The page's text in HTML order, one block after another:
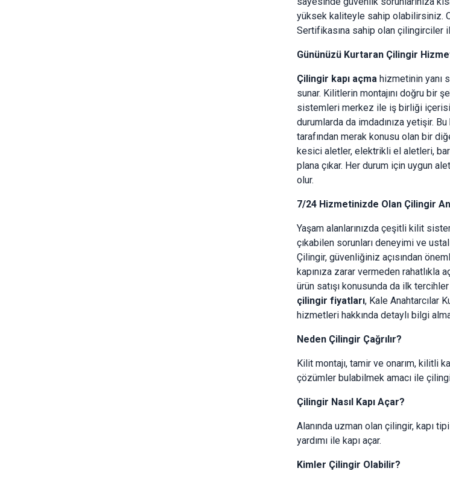
yüksek kaliteyle sahip olabilirsiniz.
Sertifikasına sahip olan çilingirciler
Gününüzü Kurtaran Çilingir
Çilingir kapı açma hizmetinin yanı
sunar. Kilitlerin montajını doğru bir
sistemleri merkez ile iş birliği
durumlarda da imdadınıza yetişir.
tarafından merak konusu olan bir
kesici aletler, elektrikli el aletleri,
plana çıkar. Her durum için uygun
olur.
7/24 Hizmetinizde Olan Çilingir
Yaşam alanlarınızda çeşitli kilit
çıkabilen sorunları deneyimi ve
Çilingir, güvenliğiniz açısından
kapınıza zarar vermeden rahatlıkla
ürün satışı konusunda da ilk
çilingir fiyatları, Kale Anahtarcılar
hizmetleri hakkında detaylı bilgi
Neden Çilingir Çağrılır?
Kilit montajı, tamir ve onarım, kilitli
çözümler bulabilmek amacı ile
Çilingir Nasıl Kapı Açar?
Alanında uzman olan çilingir, kapı
yardımı ile kapı açar.
Kimler Çilingir Olabilir?